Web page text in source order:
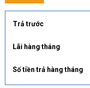
Trả trước
Lãi hàng tháng
Số tiền trả hàng tháng